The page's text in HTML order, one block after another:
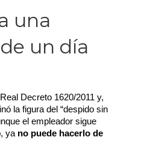
una
un día
Decreto 1620/2011 y,
la figura del “despido sin
el empleador sigue
ya no puede hacerlo de